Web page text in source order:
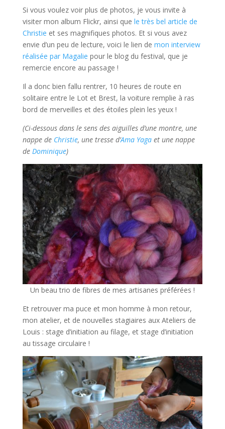
Si vous voulez voir plus de photos, je vous invite à
visiter mon album Flickr, ainsi que le très bel article de
Christie et ses magnifiques photos. Et si vous avez
envie d’un peu de lecture, voici le lien de mon interview
réalisée par Magalie pour le blog du festival, que je
remercie encore au passage !
Il a donc bien fallu rentrer, 10 heures de route en
solitaire entre le Lot et Brest, la voiture remplie à ras
bord de merveilles et des étoiles plein les yeux !
(Ci-dessous dans le sens des aiguilles d’une montre, une
nappe de Christie, une tresse d’Ama Yagaet une nappe
de Dominique)
Un beau trio de fibres de mes artisanes préférées !
Et retrouver ma puce et mon homme à mon retour,
mon atelier, et de nouvelles stagiaires aux Ateliers de
Louis : stage d’initiation au filage, et stage d’initiation
au tissage circulaire !